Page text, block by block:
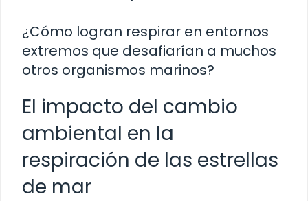
¿Cómo logran respirar en entornos
extremos que desafiarían a muchos
otros organismos marinos?
El impacto del cambio
ambiental en la
respiración de las estrellas
de mar